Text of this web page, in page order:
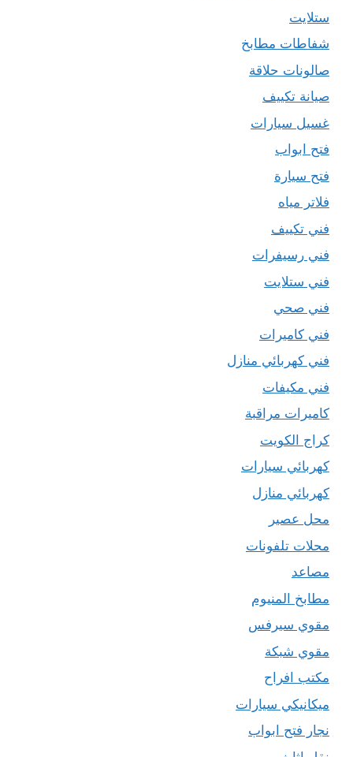
ستلايت
شفاطات مطابخ
صالونات حلاقة
صيانة تكييف
غسيل سيارات
فتح ابواب
فتح سيارة
فلاتر مياه
فني تكييف
فني رسيفرات
فني ستلايت
فني صحي
فني كاميرات
فني كهربائي منازل
فني مكيفات
كاميرات مراقبة
كراج الكويت
كهربائي سيارات
كهربائي منازل
محل عصير
محلات تلفونات
مصاعد
مطابخ المنيوم
مقوي سيرفس
مقوي شبكة
مكتب افراح
ميكانيكي سيارات
نجار فتح ابواب